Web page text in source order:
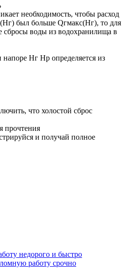
необходимость, чтобы расход
был больше Qгмакс(Нг), то для
сбросы воды из водохранилища в
Нг Нр определяется из
что холостой сброс
прочтения
и получай полное
недорого и быстро
работу срочно